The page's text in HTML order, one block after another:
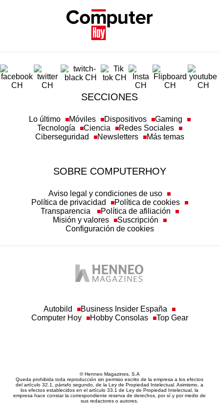
SECCIONES
Lo último Móviles Dispositivos
Gaming
Tecnología
Ciencia
Redes Sociales
Ciberseguridad
Newsletters Más temas
SOBRE COMPUTERHOY
Aviso legal y condiciones de uso
Política de privacidad
Política de cookies
Transparencia
Política de afiliación
Misión y valores
Suscripción
Configuración de cookies
Autobild
Business Insider España
Computer Hoy
Hobby Consolas Top Gear
© Henneo Magazines, S.A
Queda prohibida toda reproducción sin permiso escrito de la empresa a los efectos
del artículo 32.1, párrafo segundo, de la Ley de Propiedad Intelectual. Asimismo, a
los efectos establecidos en el artículo 33.1 de Ley de Propiedad Intelectual, la
empresa hace constar la correspondiente reserva de derechos, por sí y por medio de
sus redactores o autores.